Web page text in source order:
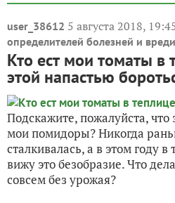
user_38612 5 августа 2018,
определителей болезней и
Кто ест мои томаты в
этой напастью
Подскажите, пожалуйста, что
мои помидоры? Никогда
сталкивалась, а в этом году
вижу это безобразие. Что
совсем без урожая?